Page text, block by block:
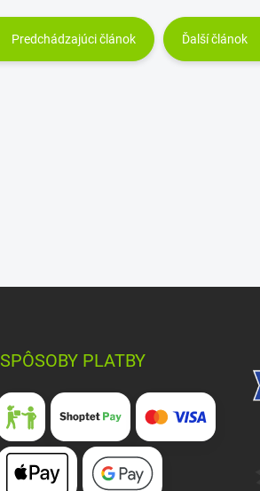
Predchádzajúci článok Ďalší článok
SPÔSOBY PLATBY